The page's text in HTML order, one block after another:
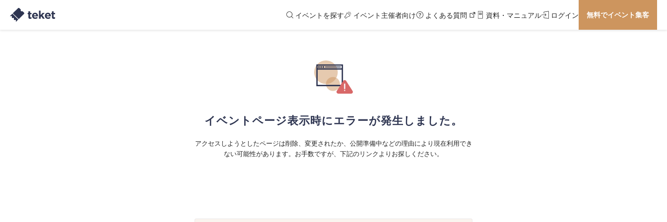
イベントを探す イベント主催者向け よくある質問 資料・マニュアル ログイン 無料でイベント集客
イベントページ表示時にエラーが発生しました。
アクセスしようとしたページは削除、変更されたか、公開準備中などの理由により現在利用でき
ない可能性があります。お手数ですが、下記のリンクよりお探しください。